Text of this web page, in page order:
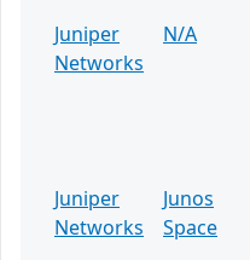
Juniper
Networks
N/A
Juniper
Networks
Junos
Space